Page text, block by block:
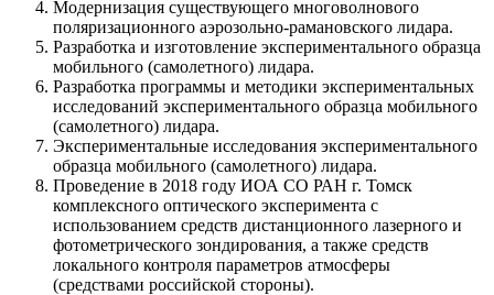
Модернизация существующего многоволнового
поляризационного аэрозольно-рамановского лидара.
Разработка и изготовление экспериментального образца
мобильного (самолетного) лидара.
Разработка программы и методики экспериментальных
исследований экспериментального образца мобильного
(самолетного) лидара.
Экспериментальные исследования экспериментального
образца мобильного (самолетного) лидара.
Проведение в 2018 году ИОА СО РАН г. Томск
комплексного оптического эксперимента с
использованием средств дистанционного лазерного и
фотометрического зондирования, а также средств
локального контроля параметров атмосферы
(средствами российской стороны).